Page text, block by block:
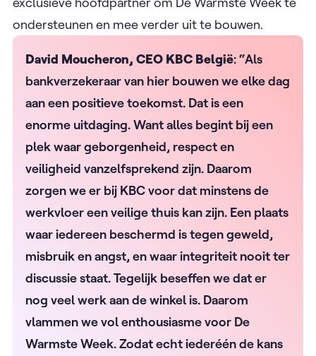
ondersteunen en mee verder uit te bouwen.
David Moucheron, CEO KBC België: “Als
bankverzekeraar van hier bouwen we elke dag
aan een positieve toekomst. Dat is een
enorme uitdaging. Want alles begint bij een
plek waar geborgenheid, respect en
veiligheid vanzelfsprekend zijn. Daarom
zorgen we er bij KBC voor dat minstens de
werkvloer een veilige thuis kan zijn. Een plaats
waar iedereen beschermd is tegen geweld,
misbruik en angst, en waar integriteit nooit ter
discussie staat. Tegelijk beseffen we dat er
nog veel werk aan de winkel is. Daarom
vlammen we vol enthousiasme voor De
Warmste Week. Zodat echt iederéén de kans